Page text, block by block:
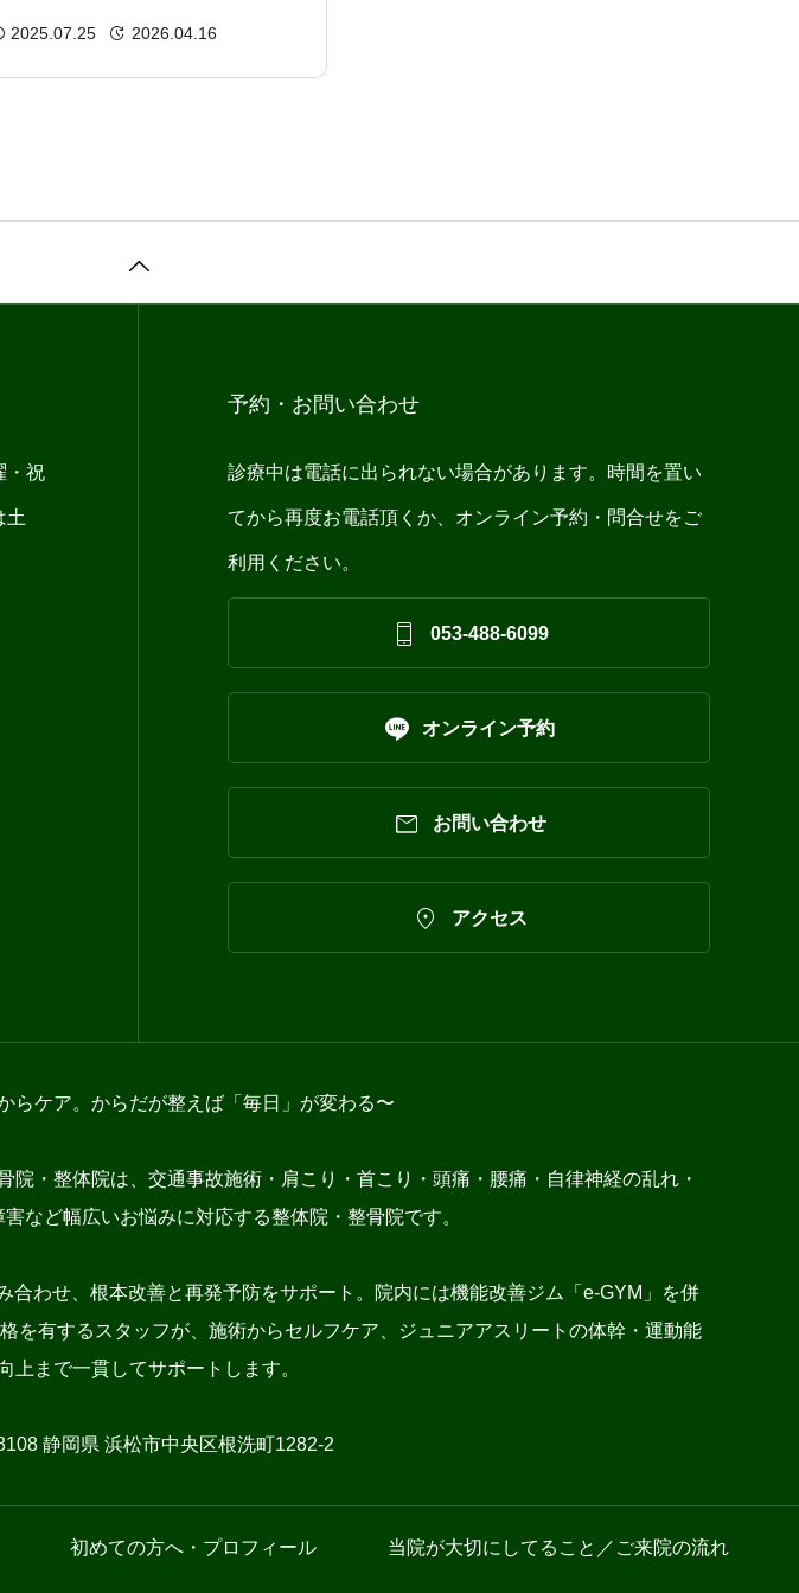
2025.07.25 2026.04.16
・祝
土
予約・お問い合わせ
診療中は電話に出られない場合があります。時間を置い
てから再度お電話頂くか、オンライン予約・問合せをご
利用ください。
 053-488-6099
 オンライン予約
 お問い合わせ
 アクセス
らケア。からだが整えば「毎日」が変わる〜
・整体院は、交通事故施術・肩こり・首こり・頭痛・腰痛・自律神経の乱れ・
など幅広いお悩みに対応する整体院・整骨院です。
合わせ、根本改善と再発予防をサポート。院内には機能改善ジム「e-GYM」を併
を有するスタッフが、施術からセルフケア、ジュニアアスリートの体幹・運動能
上まで一貫してサポートします。
静岡県 浜松市中央区根洗町1282-2
初めての方へ・プロフィール 当院が大切にしてること／ご来院の流れ